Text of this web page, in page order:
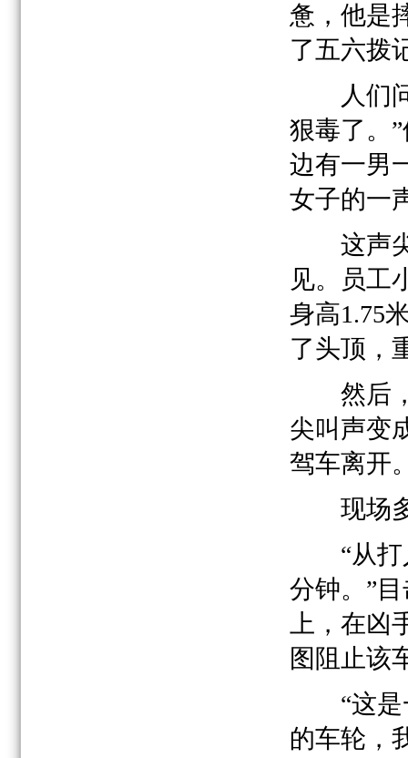
惫，他是
了五六拨
人们问
狠毒了。
边有一男
女子的一
这声尖
见。员工
身高1.75
了头顶，
然后，
尖叫声变
驾车离开
现场多
“从打人
分钟。”
上，在
图阻止该
“这是一
的车轮，